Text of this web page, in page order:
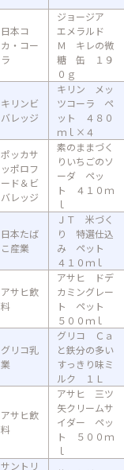
日本コ
カ・コー
ラ
ジョージア
エメラルド
Ｍ キレの微
糖 缶 １９
０ｇ
キリンビ
バレッジ
キリン メッ
ツコーラ ペ
ット ４８０
ｍｌ×４
ポッカサ
ッポロフ
ード＆ビ
バレッジ
素のままづく
りいちごのソ
ーダ ペッ
ト ４１０ｍ
ｌ
日本たば
こ産業
ＪＴ 米づく
り 特選仕込
み ペット
４１０ｍｌ
アサヒ飲
料
アサヒ ドデ
カミングレー
ト ペット
５００ｍｌ
グリコ乳
業
グリコ Ｃａ
と鉄分の多い
すっきり味ミ
ルク １Ｌ
アサヒ飲
料
アサヒ 三ツ
矢クリームサ
イダー ペッ
ト ５００ｍ
ｌ
サントリ